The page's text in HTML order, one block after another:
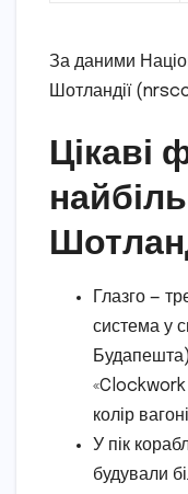
За даними
Шотландії
Цікаві
Глазго —
система у
«Clockwork
колір
У пік
будували